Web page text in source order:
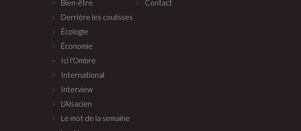
Bien-être
Derrière les coulisses
Écologie
Économie
Ici l'Ombre
International
Interview
L'Alsacien
Le mot de la semaine
Contact